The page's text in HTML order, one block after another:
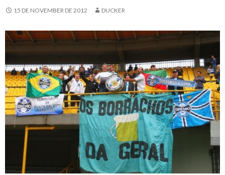
15 DE NOVEMBER DE 2012 DUCKER